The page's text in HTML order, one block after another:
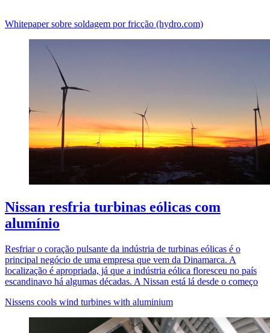
Whitepaper sobre soldagem por fricção (hydro.com)
Nissan resfria turbinas eólicas com
alumínio
Resfriar o coração pulsante da indústria de turbinas eólicas é o
principal negócio de uma empresa que vem da Dinamarca. A
localização é apropriada, já que a indústria eólica floresceu no país
escandinavo há algumas décadas. A Nissan está lá desde o começo
Nissens cools wind turbines with aluminium